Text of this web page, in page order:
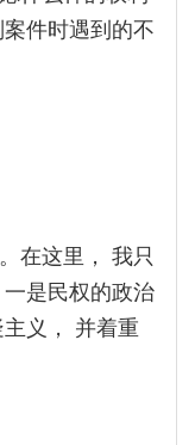
件时遇到的不
在这里， 我只
是民权的政治
义， 并着重